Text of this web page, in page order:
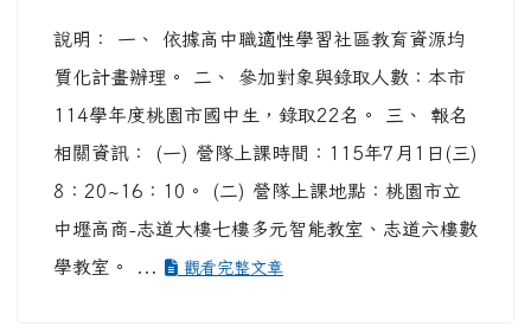
說明： 一、 依據高中職適性學習社區教育資源均
質化計畫辦理。 二、 參加對象與錄取人數：本市
114學年度桃園市國中生，錄取22名。 三、 報名
相關資訊： (一) 營隊上課時間：115年7月1日(三)
8：20~16：10。 (二) 營隊上課地點：桃園市立
中壢高商-志道大樓七樓多元智能教室、志道六樓數
學教室。 ...
觀看完整文章